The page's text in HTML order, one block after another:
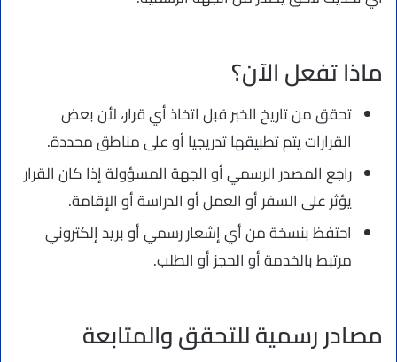
ماذا تفعل الآن؟
تحقق من تاريخ الخبر قبل اتخاذ أي قرار، لأن بعض
القرارات يتم تطبيقها تدريجيا أو على مناطق محددة.
راجع المصدر الرسمي أو الجهة المسؤولة إذا كان القرار
يؤثر على السفر أو العمل أو الدراسة أو الإقامة.
احتفظ بنسخة من أي إشعار رسمي أو بريد إلكتروني
مرتبط بالخدمة أو الحجز أو الطلب.
مصادر رسمية للتحقق والمتابعة